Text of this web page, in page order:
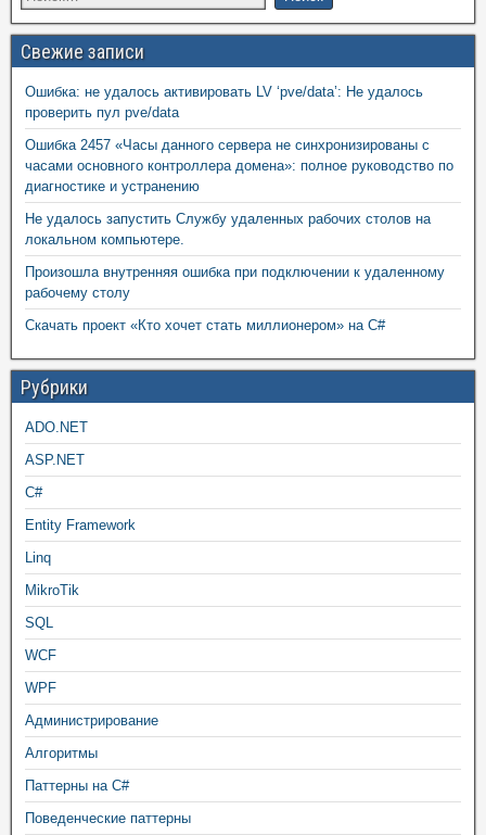
Свежие записи
Ошибка: не удалось активировать LV ‘pve/data’: Не удалось
проверить пул pve/data
Ошибка 2457 «Часы данного сервера не синхронизированы с
часами основного контроллера домена»: полное руководство по
диагностике и устранению
Не удалось запустить Службу удаленных рабочих столов на
локальном компьютере.
Произошла внутренняя ошибка при подключении к удаленному
рабочему столу
Скачать проект «Кто хочет стать миллионером» на C#
Рубрики
ADO.NET
ASP.NET
C#
Entity Framework
Linq
MikroTik
SQL
WCF
WPF
Администрирование
Алгоритмы
Паттерны на C#
Поведенческие паттерны